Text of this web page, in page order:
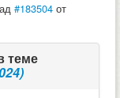
#183504 от
теме